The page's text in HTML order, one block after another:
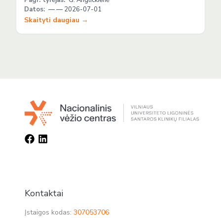
Datos: — — 2026-07-01
Skaityti daugiau →
Kontaktai
Įstaigos kodas: 307053706